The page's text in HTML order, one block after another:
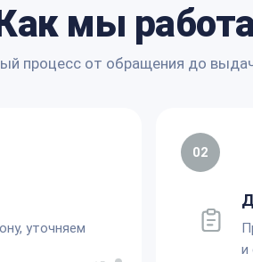
мы
процесс от обращения до
уточняем
02
и